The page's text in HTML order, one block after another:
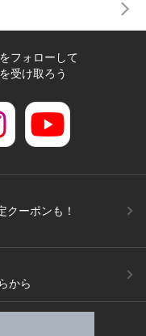
フォローして
受け取ろう
クーポンも！
から